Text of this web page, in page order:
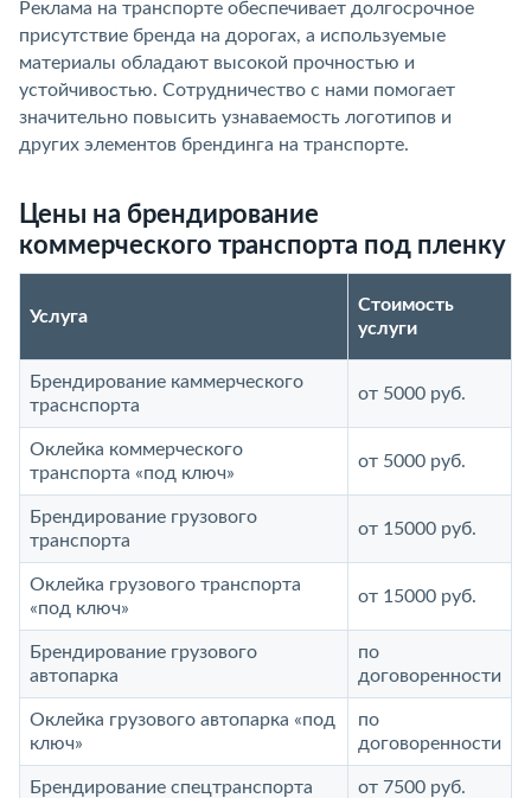
Реклама на транспорте обеспечивает долгосрочное
присутствие бренда на дорогах, а используемые
материалы обладают высокой прочностью и
устойчивостью. Сотрудничество с нами помогает
значительно повысить узнаваемость логотипов и
других элементов брендинга на транспорте.
Цены на брендирование
коммерческого транспорта под пленку
Услуга
Стоимость
услуги
Брендирование каммерческого
траснспорта
от 5000 руб.
Оклейка коммерческого
транспорта «под ключ»
от 5000 руб.
Брендирование грузового
транспорта
от 15000 руб.
Оклейка грузового транспорта
«под ключ»
от 15000 руб.
Брендирование грузового
автопарка
по
договоренности
Оклейка грузового автопарка «под
ключ»
по
договоренности
Брендирование спецтранспорта от 7500 руб.